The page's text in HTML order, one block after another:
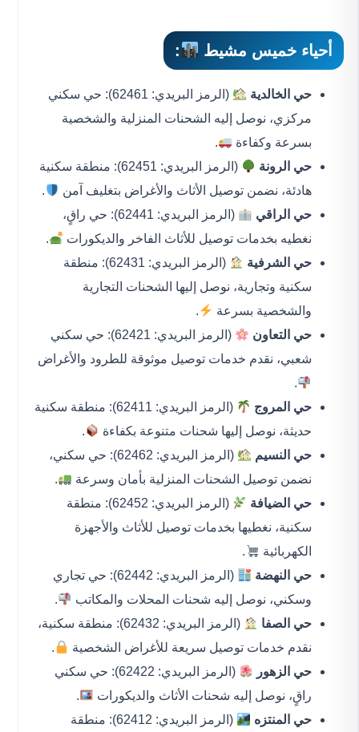
أحياء خميس مشيط :
حي الخالدية
(الرمز البريدي: 62461): حي سكني
مركزي، نوصل إليه الشحنات المنزلية والشخصية
بسرعة وكفاءة
.
حي الرونة
(الرمز البريدي: 62451): منطقة سكنية
هادئة، نضمن توصيل الأثاث والأغراض بتغليف آمن
.
حي الراقي
(الرمز البريدي: 62441): حي راقٍ،
نغطيه بخدمات توصيل للأثاث الفاخر والديكورات
.
حي الشرفية
(الرمز البريدي: 62431): منطقة
سكنية وتجارية، نوصل إليها الشحنات التجارية
والشخصية بسرعة
.
حي التعاون
(الرمز البريدي: 62421): حي سكني
شعبي، نقدم خدمات توصيل موثوقة للطرود والأغراض
.
حي المروج
(الرمز البريدي: 62411): منطقة سكنية
حديثة، نوصل إليها شحنات متنوعة بكفاءة
.
حي النسيم
(الرمز البريدي: 62462): حي سكني،
نضمن توصيل الشحنات المنزلية بأمان وسرعة
.
حي الضيافة
(الرمز البريدي: 62452): منطقة
سكنية، نغطيها بخدمات توصيل للأثاث والأجهزة
الكهربائية
.
حي النهضة
(الرمز البريدي: 62442): حي تجاري
وسكني، نوصل إليه شحنات المحلات والمكاتب
.
حي الصفا
(الرمز البريدي: 62432): منطقة سكنية،
نقدم خدمات توصيل سريعة للأغراض الشخصية
.
حي الزهور
(الرمز البريدي: 62422): حي سكني
راقٍ، نوصل إليه شحنات الأثاث والديكورات
.
حي المنتزه
(الرمز البريدي: 62412): منطقة